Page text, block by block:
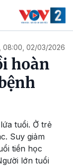
08:00, 02/03/2026
hoàn
tuổi. Ở trẻ
Suy giảm
tiền học
lớn tuổi